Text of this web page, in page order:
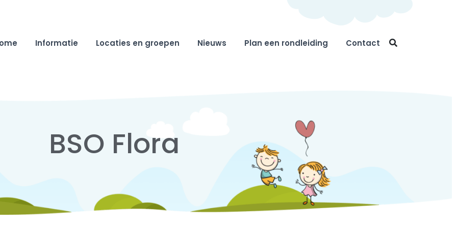
Informatie Locaties en groepen Nieuws Plan een rondleiding Contact
BSO Flora